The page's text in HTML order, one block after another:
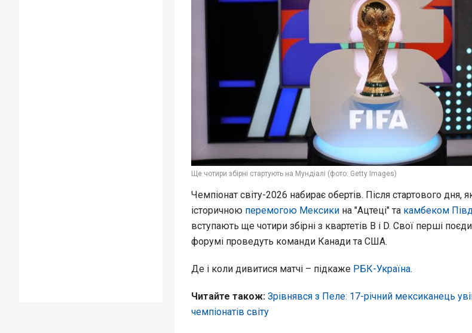
Ще чотири збірні стартують на Мундіалі (фото: Getty Images)
Чемпіонат світу-2026 набирає обертів. Після стартового дня,
історичною перемогою Мексики на "Ацтеці" та камбеком
вступають ще чотири збірні з квартетів B і D. Свої перші
форумі проведуть команди Канади та США.
Де і коли дивитися матчі – підкаже РБК-Україна.
Читайте також: Зрівнявся з Пеле: 17-річний мексиканець
чемпіонатів світу